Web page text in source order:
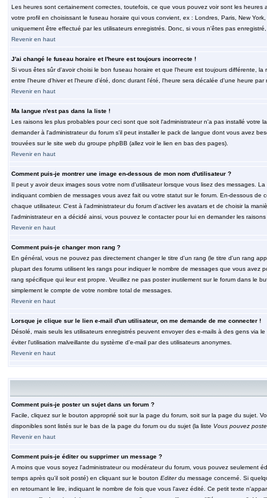
Les heures sont certainement correctes, toutefois, ce que vous pouvez voir sont les
votre profil en choisissant le fuseau horaire qui vous convient, ex : Londres, Paris, New
uniquement être effectué par les utilisateurs enregistrés. Donc, si vous n'êtes pas
Revenir en haut
J'ai changé le fuseau horaire et l'heure est toujours incorrecte !
Si vous êtes sûr d'avoir choisi le bon fuseau horaire et que l'heure est toujours différente,
entre l'heure d'hiver et l'heure d'été, donc durant l'été, l'heure sera décalée d'une heure par
Revenir en haut
Ma langue n'est pas dans la liste !
Les raisons les plus probables pour ceci sont que soit l'administrateur n'a pas installé
demander à l'administrateur du forum s'il peut installer le pack de langue dont vous avez
trouvées sur le site web du groupe phpBB (allez voir le lien en bas des pages).
Revenir en haut
Comment puis-je montrer une image en-dessous de mon nom d'utilisateur ?
Il peut y avoir deux images sous votre nom d'utilisateur lorsque vous lisez des messages.
indiquant combien de messages vous avez fait ou votre statut sur le forum. En-dessous
chaque utilisateur. C'est à l'administrateur du forum d'activer les avatars et de choisir la
l'administrateur en a décidé ainsi, vous pouvez le contacter pour lui en demander les
Revenir en haut
Comment puis-je changer mon rang ?
En général, vous ne pouvez pas directement changer le titre d'un rang (le titre d'un rang
plupart des forums utilisent les rangs pour indiquer le nombre de messages que vous avez
rang spécifique qui leur est propre. Veuillez ne pas poster inutilement sur le forum dans le
simplement le compte de votre nombre total de messages.
Revenir en haut
Lorsque je clique sur le lien e-mail d'un utilisateur, on me demande de me connecter !
Désolé, mais seuls les utilisateurs enregistrés peuvent envoyer des e-mails à des gens via
éviter l'utilisation malveillante du système d'e-mail par des utilisateurs anonymes.
Revenir en haut
Comment puis-je poster un sujet dans un forum ?
Facile, cliquez sur le bouton approprié soit sur la page du forum, soit sur la page du sujet.
disponibles sont listés sur le bas de la page du forum ou du sujet (la liste Vous pouvez
Revenir en haut
Comment puis-je éditer ou supprimer un message ?
A moins que vous soyez l'administrateur ou modérateur du forum, vous pouvez seulement
temps après qu'il soit posté) en cliquant sur le bouton Editerdu message concerné. Si
en retournant le lire, indiquant le nombre de fois que vous l'avez édité. Ce petit texte